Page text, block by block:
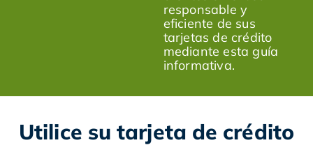
responsable y
eficiente de sus
tarjetas de crédito
mediante esta guía
informativa.
Utilice su tarjeta de crédito